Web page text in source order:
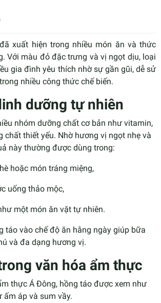
xuất hiện trong nhiều món ăn và thức
Với màu đỏ đặc trưng và vị ngọt dịu, loại
gia đình yêu thích nhờ sự gần gũi, dễ sử
nhiều công thức chế biến.
dưỡng tự nhiên
nhóm dưỡng chất cơ bản như vitamin,
chất thiết yếu. Nhờ hương vị ngọt nhẹ và
này thường được dùng trong:
hoặc món tráng miệng,
uống thảo mộc,
một món ăn vặt tự nhiên.
táo vào chế độ ăn hằng ngày giúp bữa
và đa dạng hương vị.
văn hóa ẩm thực
thực Á Đông, hồng táo được xem như
ấm áp và sum vầy.